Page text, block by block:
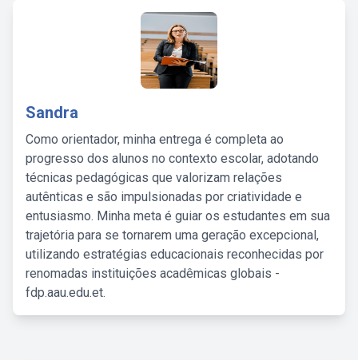
Sandra
Como orientador, minha entrega é completa ao
progresso dos alunos no contexto escolar, adotando
técnicas pedagógicas que valorizam relações
autênticas e são impulsionadas por criatividade e
entusiasmo. Minha meta é guiar os estudantes em sua
trajetória para se tornarem uma geração excepcional,
utilizando estratégias educacionais reconhecidas por
renomadas instituições acadêmicas globais -
fdp.aau.edu.et.